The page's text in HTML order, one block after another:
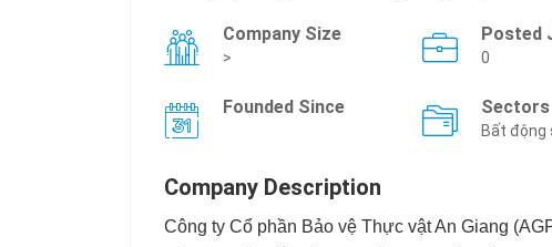
Company Size
>
Posted
0
Founded Since Sectors
Bất động
Company Description
Công ty Cổ phần Bảo vệ Thực vật An Giang